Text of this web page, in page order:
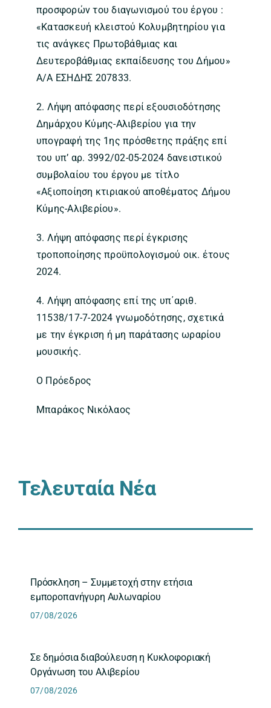
προσφορών του διαγωνισμού του έργου :
«Κατασκευή κλειστού Κολυμβητηρίου για
τις ανάγκες Πρωτοβάθμιας και
Δευτεροβάθμιας εκπαίδευσης του Δήμου»
Α/Α ΕΣΗΔΗΣ 207833.
2. Λήψη απόφασης περί εξουσιοδότησης
Δημάρχου Κύμης-Αλιβερίου για την
υπογραφή της 1ης πρόσθετης πράξης επί
του υπ’ αρ. 3992/02-05-2024 δανειστικού
συμβολαίου του έργου με τίτλο
«Αξιοποίηση κτιριακού αποθέματος Δήμου
Κύμης-Αλιβερίου».
3. Λήψη απόφασης περί έγκρισης
τροποποίησης προϋπολογισμού οικ. έτους
2024.
4. Λήψη απόφασης επί της υπ΄αριθ.
11538/17-7-2024 γνωμοδότησης, σχετικά
με την έγκριση ή μη παράτασης ωραρίου
μουσικής.
Ο Πρόεδρος
Μπαράκος Νικόλαος
Τελευταία Νέα
Πρόσκληση – Συμμετοχή στην ετήσια
εμποροπανήγυρη Αυλωναρίου
07/08/2026
Σε δημόσια διαβούλευση η Κυκλοφοριακή
Οργάνωση του Αλιβερίου
07/08/2026